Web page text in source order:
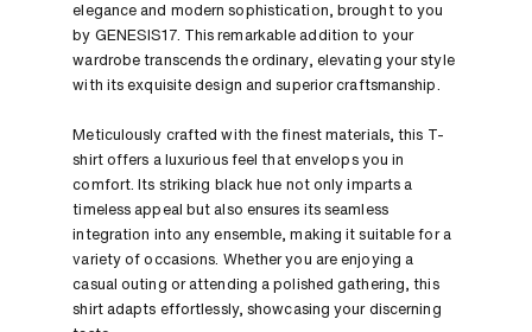
elegance and modern sophistication, brought to you
by GENESIS17. This remarkable addition to your
wardrobe transcends the ordinary, elevating your style
with its exquisite design and superior craftsmanship.
Meticulously crafted with the finest materials, this T-
shirt offers a luxurious feel that envelops you in
comfort. Its striking black hue not only imparts a
timeless appeal but also ensures its seamless
integration into any ensemble, making it suitable for a
variety of occasions. Whether you are enjoying a
casual outing or attending a polished gathering, this
shirt adapts effortlessly, showcasing your discerning